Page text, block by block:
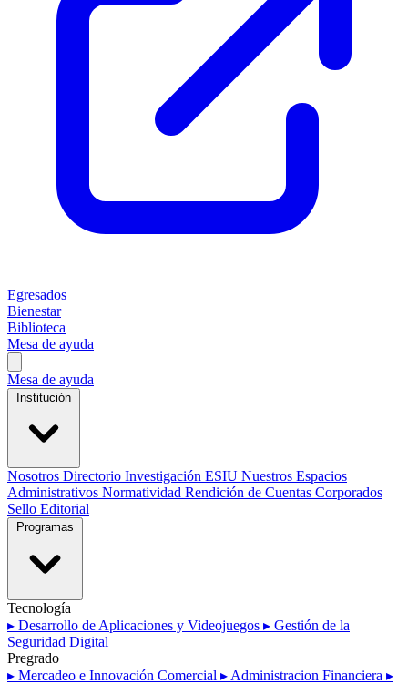
Egresados
Bienestar
Biblioteca
Mesa de ayuda
Mesa de ayuda
Nosotros Directorio Investigación ESIU Nuestros Espacios
Administrativos Normatividad Rendición de Cuentas Corporados
Sello Editorial
Tecnología
▸ Desarrollo de Aplicaciones y Videojuegos ▸ Gestión de la
Seguridad Digital
Pregrado
▸ Mercadeo e Innovación Comercial ▸ Administracion Financiera ▸